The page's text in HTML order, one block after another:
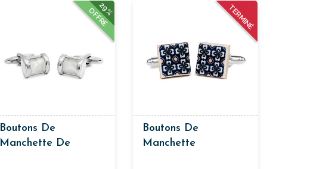
29%
OFFRE
Boutons De
Manchette De
TERMINÉ
Boutons De
Manchette